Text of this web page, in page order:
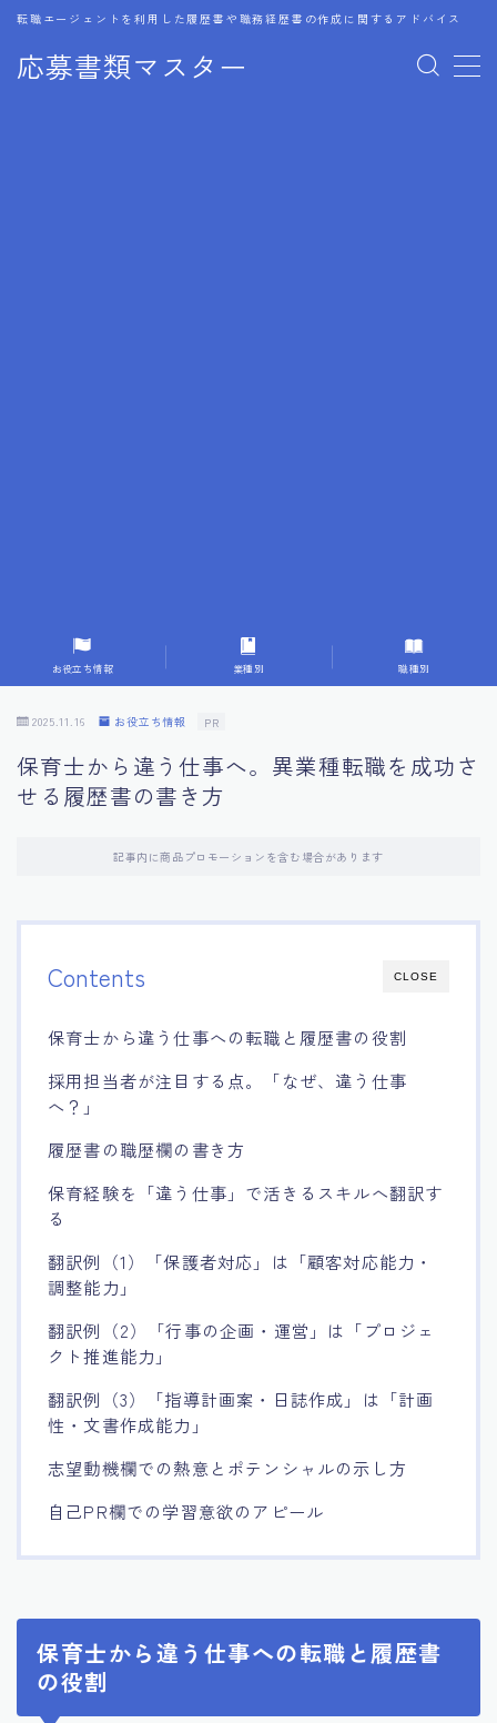
応募書類マスター
転職エージェントを利用した履歴書や職務経歴書の作成に関するアドバイス
MENU
9.転職成功者の事例分析とアドバイス
10.面接官に好印象を与える方法
11.キャリアアップを目指す人の応募書類
14.デジタル化やAIの進化がもたらす影響
お役立ち情報 業種別 職種別
2025.11.16 お役立ち情報 PR
保育士から違う仕事へ。異業種転職を成功さ
せる履歴書の書き方
記事内に商品プロモーションを含む場合があります
CLOSE
Contents
保育士から違う仕事への転職と履歴書の役割
採用担当者が注目する点。「なぜ、違う仕事
へ？」
履歴書の職歴欄の書き方
保育経験を「違う仕事」で活きるスキルへ翻訳す
る
翻訳例（1）「保護者対応」は「顧客対応能力・
調整能力」
翻訳例（2）「行事の企画・運営」は「プロジェ
クト推進能力」
翻訳例（3）「指導計画案・日誌作成」は「計画
性・文書作成能力」
志望動機欄での熱意とポテンシャルの示し方
自己PR欄での学習意欲のアピール
保育士から違う仕事への転職と履歴書
の役割